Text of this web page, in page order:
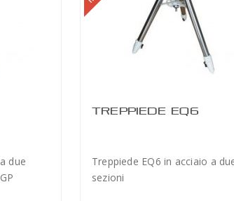
solare è
il
due
TREPPIEDE EQ6
Treppiede EQ6 in acciaio a
sezioni